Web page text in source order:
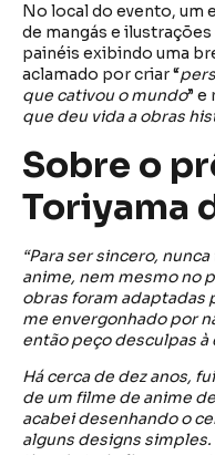
No local do evento, um
de mangás e ilustrações
painéis exibindo uma
aclamado por criar “
que cativou o mundo” e
que deu vida a obras
Sobre o
Toriyama
“Para ser sincero,
anime, nem mesmo no
obras foram adaptadas
me envergonhado por
então peço desculpas
Há cerca de dez anos,
de um filme de anime
acabei desenhando o
alguns designs